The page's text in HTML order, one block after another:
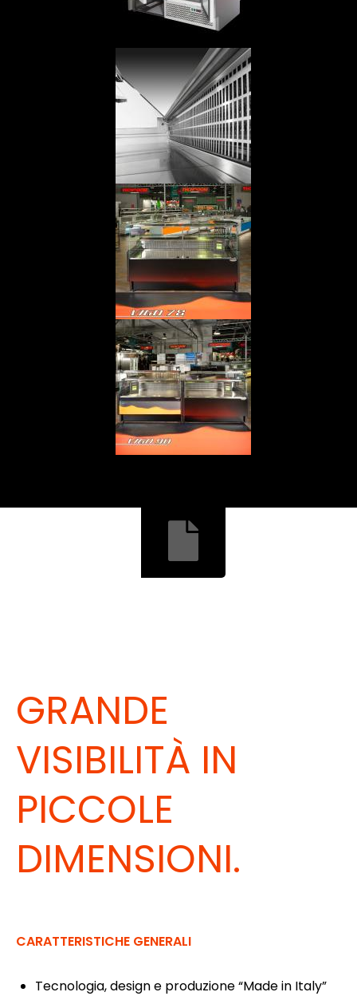
GRANDE
VISIBILITÀ IN
PICCOLE
DIMENSIONI.
CARATTERISTICHE GENERALI
Tecnologia, design e produzione “Made in Italy”